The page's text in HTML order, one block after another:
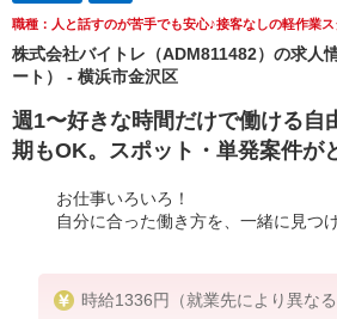
職種：人と話すのが苦手でも安心♪接客なしの軽作業ス
株式会社バイトレ（ADM811482）の求人
ート） - 横浜市金沢区
週1〜好きな時間だけで働ける自
期もOK。スポット・単発案件が
お仕事いろいろ！
自分に合った働き方を、一緒に見つ
時給1336円（就業先により異なる